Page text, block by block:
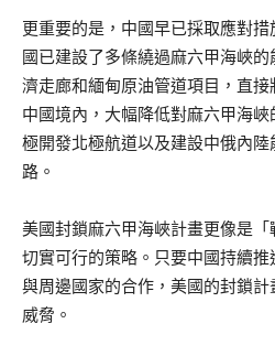
更重要的是，中國早已採取應對
國已建設了多條繞過麻六甲海峽
濟走廊和緬甸原油管道項目，直
中國境內，大幅降低對麻六甲海
極開發北極航道以及建設中俄內
路。
美國封鎖麻六甲海峽計畫更像是
切實可行的策略。只要中國持續
與周邊國家的合作，美國的封鎖
威脅。